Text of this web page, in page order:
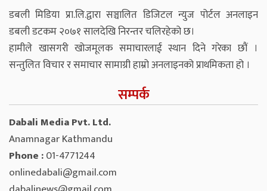
डबली मिडिया प्रा.लि.द्वारा सञ्चालित डिजिटल न्युज पोर्टल अनलाइन
डबली डटकम २०७१ सालदेखि निरन्तर चलिरहेको छ।
हामीले खासगरी खोजमूलक समाचारलाई स्थान दिने गरेका छौं ।
सन्तुलित विचार र समाचार सामाग्री हाम्रो अनलाइनको प्राथमिकता हो ।
सम्पर्क
Dabali Media Pvt. Ltd.
Anamnagar Kathmandu
Phone :01-4771244
onlinedabali@gmail.com